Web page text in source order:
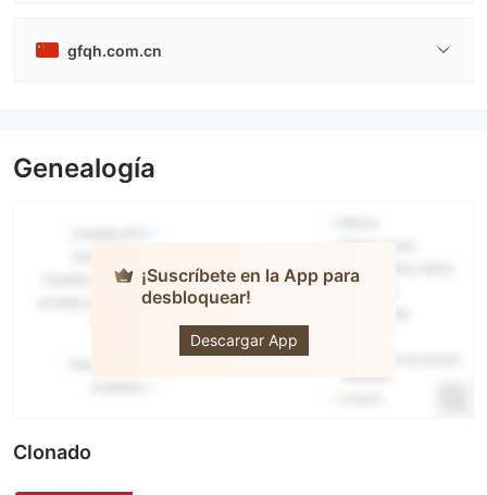
gfqh.com.cn
Genealogía
¡Suscríbete en la App para
desbloquear!
Descargar App
GF Futures
Clonado